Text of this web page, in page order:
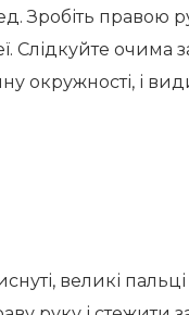
Зробіть правою
Слідкуйте очима
окружності, і
великі